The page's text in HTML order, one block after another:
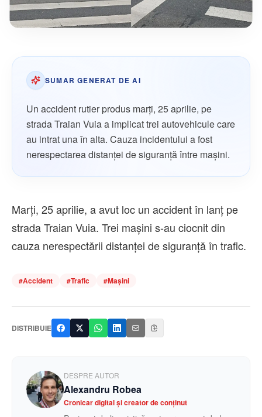
SUMAR GENERAT DE AI
Un accident rutier produs marți, 25 aprilie, pe
strada Traian Vuia a implicat trei autovehicule care
au intrat una în alta. Cauza incidentului a fost
nerespectarea distanței de siguranță între mașini.
Marți, 25 aprilie, a avut loc un accident în lanț pe
strada Traian Vuia. Trei mașini s-au ciocnit din
cauza nerespectării distanței de siguranță în trafic.
#Accident #Trafic #Mașini
DISTRIBUIE
DESPRE AUTOR
Alexandru Robea
Cronicar digital și creator de conținut